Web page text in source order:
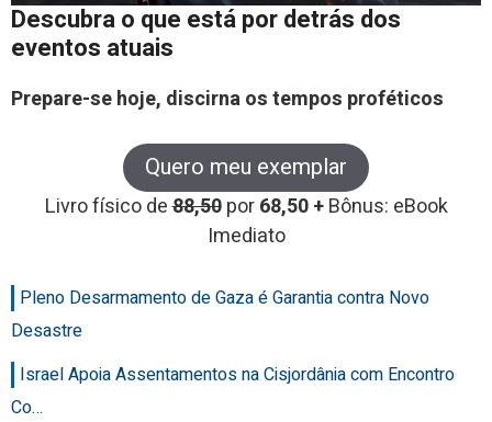
Descubra o que está por detrás dos
eventos atuais
Prepare-se hoje, discirna os tempos proféticos
Quero meu exemplar
Livro físico de88,50 por68,50 +Bônus: eBook
Imediato
Pleno Desarmamento de Gaza é Garantia contra Novo
Desastre
Israel Apoia Assentamentos na Cisjordânia com Encontro
Co…